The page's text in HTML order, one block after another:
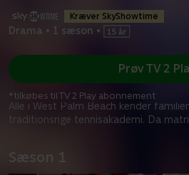
Kræver SkyShowtime
Drama • 1 sæson •
Alle i West Palm Beach kender
traditionsrige tennisakademi. Da
Prøv TV 2
*tilkøbes til TV 2 Play abonnement
Sæson 1